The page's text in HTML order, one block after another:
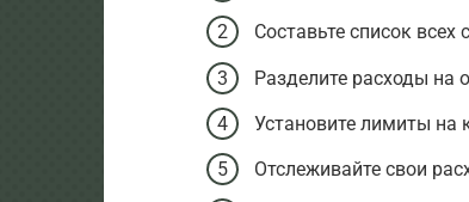
Составьте список всех
Разделите расходы на
Установите лимиты на
Отслеживайте свои